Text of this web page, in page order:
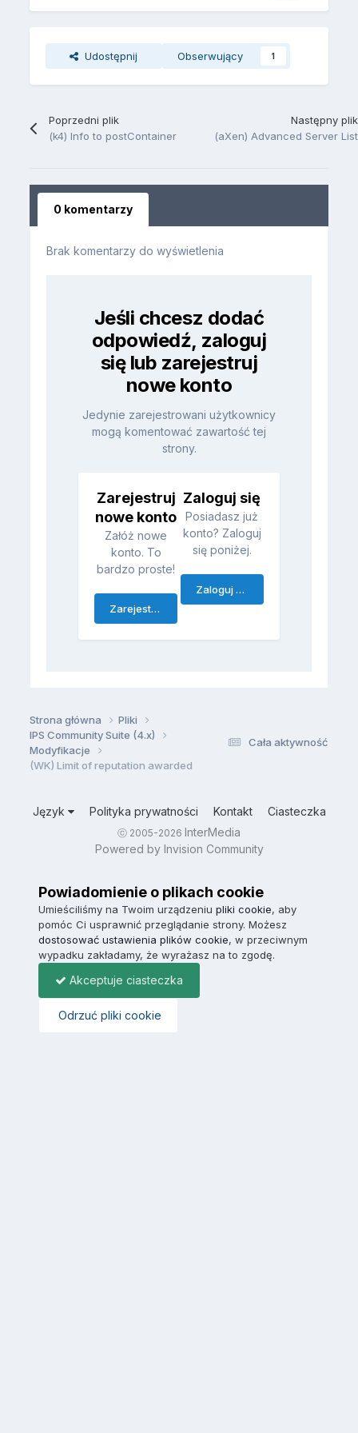
Udostępnij Obserwujący 1
Poprzedni plik
(k4) Info to postContainer
Następny plik
(aXen) Advanced Server List
0 komentarzy
Brak komentarzy do wyświetlenia
Jeśli chcesz dodać
odpowiedź, zaloguj
się lub zarejestruj
nowe konto
Jedynie zarejestrowani użytkownicy
mogą komentować zawartość tej
strony.
Zarejestruj
nowe konto
Załóż nowe
konto. To
bardzo proste!
Zarejestruj się
Zaloguj się
Posiadasz już
konto? Zaloguj
się poniżej.
Zaloguj się
Cała aktywność
Strona główna
Pliki
IPS Community Suite (4.x)
Modyfikacje
(WK) Limit of reputation awarded
Język Polityka prywatności Kontakt Ciasteczka
ⓒ 2005-2026 InterMedia
Powered by Invision Community
Powiadomienie o plikach cookie
Umieściliśmy na Twoim urządzeniupliki cookie, aby
pomóc Ci usprawnić przeglądanie strony. Możesz
dostosować ustawienia plików cookie, w przeciwnym
wypadku zakładamy, że wyrażasz na to zgodę.
Akceptuje ciasteczka
Odrzuć pliki cookie